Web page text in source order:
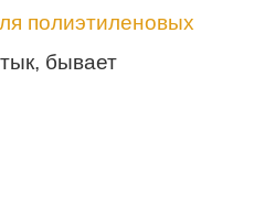
полиэтиленовых
бывает